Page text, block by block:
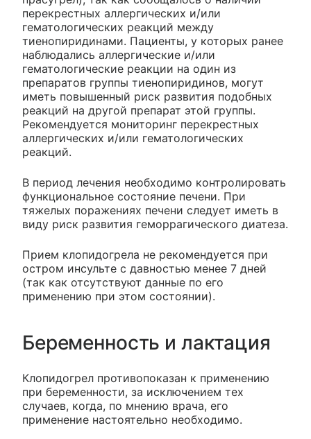
перекрестных аллергических и/или
гематологических реакций между
тиенопиридинами. Пациенты, у которых ранее
наблюдались аллергические и/или
гематологические реакции на один из
препаратов группы тиенопиридинов, могут
иметь повышенный риск развития подобных
реакций на другой препарат этой группы.
Рекомендуется мониторинг перекрестных
аллергических и/или гематологических
реакций.
В период лечения необходимо контролировать
функциональное состояние печени. При
тяжелых поражениях печени следует иметь в
виду риск развития геморрагического диатеза.
Прием клопидогрела не рекомендуется при
остром инсульте с давностью менее 7 дней
(так как отсутствуют данные по его
применению при этом состоянии).
Беременность и лактация
Клопидогрел противопоказан к применению
при беременности, за исключением тех
случаев, когда, по мнению врача, его
применение настоятельно необходимо.